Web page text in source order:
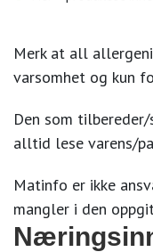
Merk at all
varsomhet og kun
Den som
alltid lese varens/
Matinfo er ikke
mangler i den